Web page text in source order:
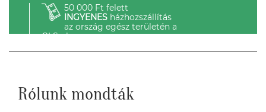
50 000 Ft felett
INGYENESházhozszállítás
az ország egész területén a
GLS-el.
Rólunk mondták